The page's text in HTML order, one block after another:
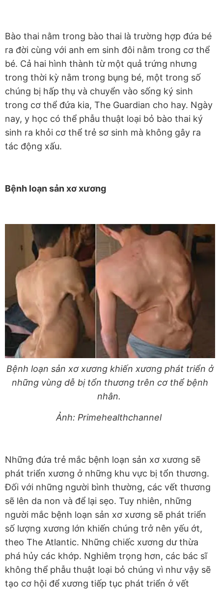
Bào thai nằm trong bào thai là trường hợp đứa bé
ra đời cùng với anh em sinh đôi nằm trong cơ thể
bé. Cả hai hình thành từ một quả trứng nhưng
trong thời kỳ nằm trong bụng bé, một trong số
chúng bị hấp thụ và chuyển vào sống ký sinh
trong cơ thể đứa kia, The Guardian cho hay. Ngày
nay, y học có thể phẫu thuật loại bỏ bào thai ký
sinh ra khỏi cơ thể trẻ sơ sinh mà không gây ra
tác động xấu.
Bệnh loạn sản xơ xương
Bệnh loạn sản xơ xương khiến xương phát triển ở
những vùng dễ bị tổn thương trên cơ thể bệnh
nhân.
Ảnh: Primehealthchannel
Những đứa trẻ mắc bệnh loạn sản xơ xương sẽ
phát triển xương ở những khu vực bị tổn thương.
Đối với những người bình thường, các vết thương
sẽ lên da non và để lại sẹo. Tuy nhiên, những
người mắc bệnh loạn sản xơ xương sẽ phát triển
số lượng xương lớn khiến chúng trở nên yếu ớt,
theo The Atlantic. Những chiếc xương dư thừa
phá hủy các khớp. Nghiêm trọng hơn, các bác sĩ
không thể phẫu thuật loại bỏ chúng vì như vậy sẽ
tạo cơ hội để xương tiếp tục phát triển ở vết